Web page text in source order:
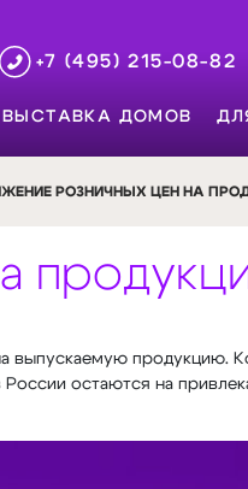
+7 (495) 215-08-82
ВЫСТАВКА ДОМОВ
РОЗНИЧНЫХ ЦЕН НА
выпускаемую продукцию.
остаются на